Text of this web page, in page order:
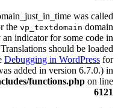
was called
the vp_textdomain domain
indicator for some code in
should be loaded
Debugging in WordPress for
added in version 6.7.0.) in
functions.php on line
6121